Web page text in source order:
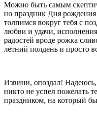
Можно быть самым
но праздник Дня
толпимся вокруг тебя с
любви и удачи,
радостей вроде рожка
летний полдень и просто
Извини, опоздал!
никто не успел пожелать
праздником, на который